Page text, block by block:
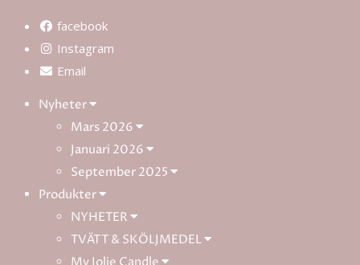
facebook
Instagram
Email
Nyheter
Mars 2026
Januari 2026
September 2025
Produkter
NYHETER
TVÄTT & SKÖLJMEDEL